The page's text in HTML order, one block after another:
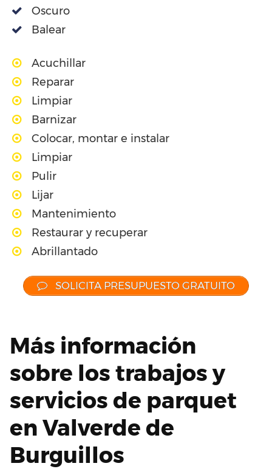
Oscuro
Balear
Acuchillar
Reparar
Limpiar
Barnizar
Colocar, montar e instalar
Limpiar
Pulir
Lijar
Mantenimiento
Restaurar y recuperar
Abrillantado
SOLICITA PRESUPUESTO GRATUITO
Más información
sobre los trabajos y
servicios de parquet
en Valverde de
Burguillos